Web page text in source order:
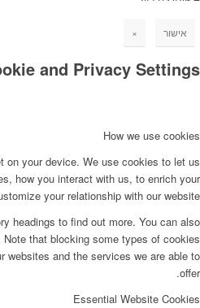
אישור ×
and Privacy Settings
How we use cookies
on your device. We use cookies to let us
how you interact with us, to enrich your
your relationship with our website.
headings to find out more. You can also
that blocking some types of cookies
websites and the services we are able to
offer.
Essential Website Cookies